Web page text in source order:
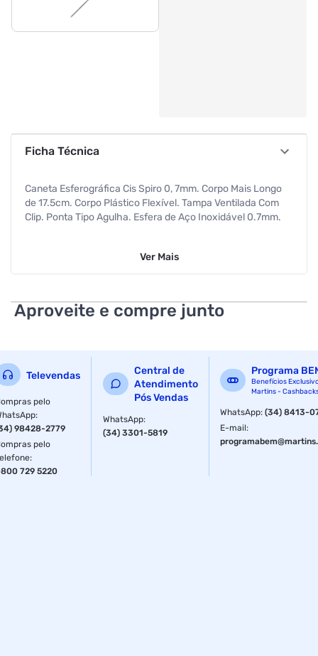
Ficha Técnica
Caneta Esferográfica Cis Spiro 0, 7mm. Corpo Mais Longo
de 17.5cm. Corpo Plástico Flexível. Tampa Ventilada Com
Clip. Ponta Tipo Agulha. Esfera de Aço Inoxidável 0.7mm.
Ver Mais
Aproveite e compre junto
Televendas
pelo
:
98428-2779
pelo
:
729 5220
Central de
Atendimento
Pós Vendas
WhatsApp:
(34) 3301-5819
Programa
Benefícios
Martins -
WhatsApp:(34) 8413-
E-mail: